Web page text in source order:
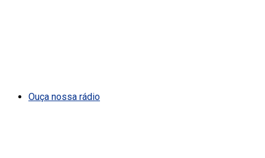
Ouça nossa rádio